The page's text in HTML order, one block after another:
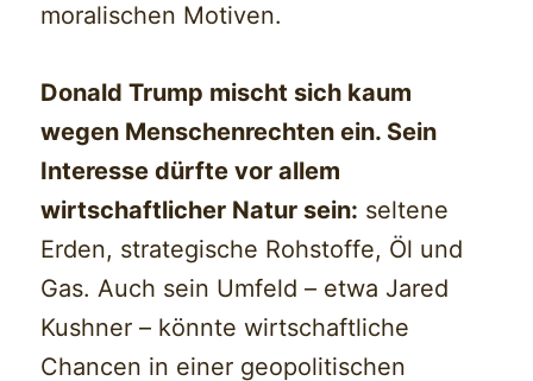
moralischen Motiven.
Donald Trump mischt sich kaum
wegen Menschenrechten ein. Sein
Interesse dürfte vor allem
wirtschaftlicher Natur sein: seltene
Erden, strategische Rohstoffe, Öl und
Gas. Auch sein Umfeld – etwa Jared
Kushner – könnte wirtschaftliche
Chancen in einer geopolitischen